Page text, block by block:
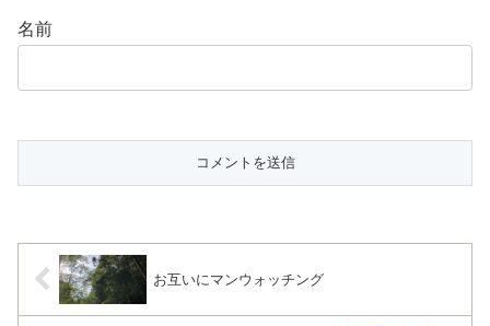
名前
お互いにマンウォッチング